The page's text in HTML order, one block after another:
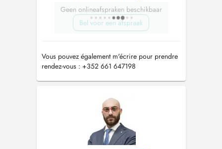
Geen onlineafspraken beschikbaar
Bel voor een afspraak
Vous pouvez également m'écrire pour prendre
rendez-vous : +352 661 647198